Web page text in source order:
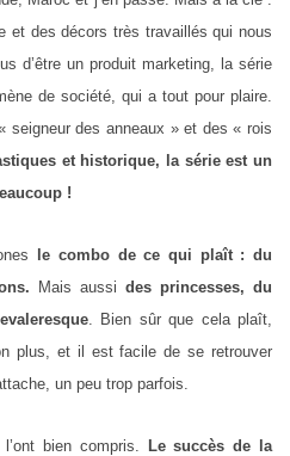
et des décors très travaillés qui nous
d’être un produit marketing, la série
de société, qui a tout pour plaire.
seigneur des anneaux » et des « rois
et historique, la série est un
!
le combo de ce qui plaît : du
Mais aussi des princesses, du
. Bien sûr que cela plaît,
plus, et il est facile de se retrouver
un peu trop parfois.
bien compris.
Le succès de la